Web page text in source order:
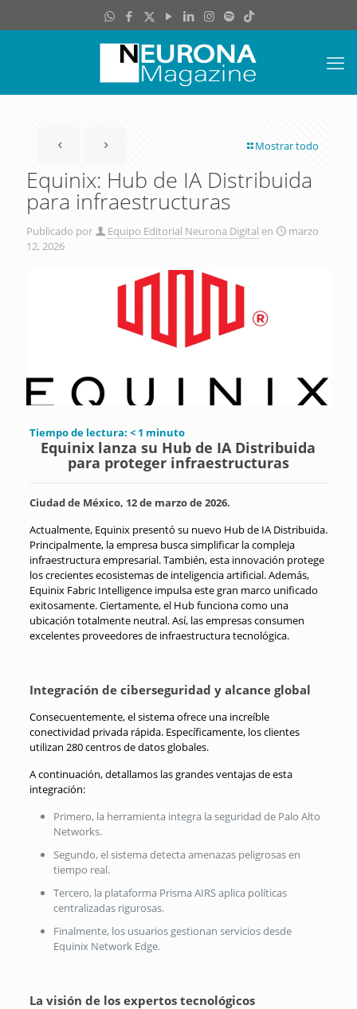
Mostrar todo
Equinix: Hub de IA Distribuida
para infraestructuras
Publicado por Equipo Editorial Neurona Digital en
marzo
12, 2026
Tiempo de lectura: < 1 minuto
Equinix lanza su Hub de IA Distribuida
para proteger infraestructuras
Ciudad de México, 12 de marzo de 2026.
Actualmente, Equinix presentó su nuevo Hub de IA Distribuida.
Principalmente, la empresa busca simplificar la compleja
infraestructura empresarial. También, esta innovación protege
los crecientes ecosistemas de inteligencia artificial. Además,
Equinix Fabric Intelligence impulsa este gran marco unificado
exitosamente. Ciertamente, el Hub funciona como una
ubicación totalmente neutral. Así, las empresas consumen
excelentes proveedores de infraestructura tecnológica.
Integración de ciberseguridad y alcance global
Consecuentemente, el sistema ofrece una increíble
conectividad privada rápida. Específicamente, los clientes
utilizan 280 centros de datos globales.
A continuación, detallamos las grandes ventajas de esta
integración:
Primero, la herramienta integra la seguridad de Palo Alto
Networks.
Segundo, el sistema detecta amenazas peligrosas en
tiempo real.
Tercero, la plataforma Prisma AIRS aplica políticas
centralizadas rigurosas.
Finalmente, los usuarios gestionan servicios desde
Equinix Network Edge.
La visión de los expertos tecnológicos